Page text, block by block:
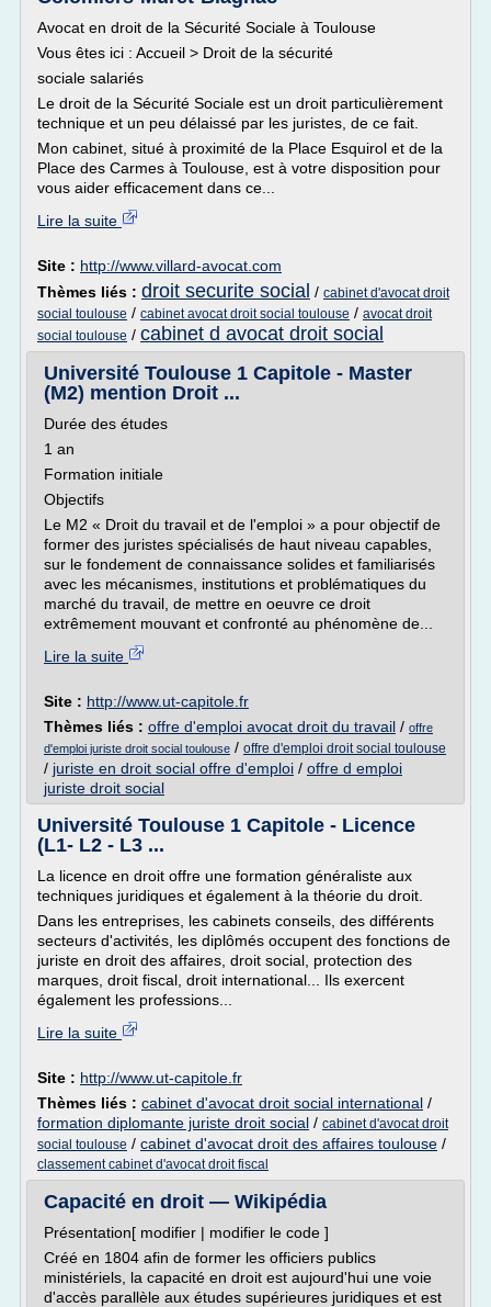
Avocat en droit de la Sécurité Sociale à Toulouse
Vous êtes ici : Accueil > Droit de la sécurité
sociale salariés
Le droit de la Sécurité Sociale est un droit particulièrement
technique et un peu délaissé par les juristes, de ce fait.
Mon cabinet, situé à proximité de la Place Esquirol et de la
Place des Carmes à Toulouse, est à votre disposition pour
vous aider efficacement dans ce...
Lire la suite
Site : http://www.villard-avocat.com
Thèmes liés : droit securite social / cabinet d'avocat droit
social toulouse / cabinet avocat droit social toulouse / avocat droit
social toulouse / cabinet d avocat droit social
Université Toulouse 1 Capitole - Master
(M2) mention Droit ...
Durée des études
1 an
Formation initiale
Objectifs
Le M2 « Droit du travail et de l'emploi » a pour objectif de
former des juristes spécialisés de haut niveau capables,
sur le fondement de connaissance solides et familiarisés
avec les mécanismes, institutions et problématiques du
marché du travail, de mettre en oeuvre ce droit
extrêmement mouvant et confronté au phénomène de...
Lire la suite
Site : http://www.ut-capitole.fr
Thèmes liés : offre d'emploi avocat droit du travail / offre
d'emploi juriste droit social toulouse / offre d'emploi droit social toulouse
/ juriste en droit social offre d'emploi / offre d emploi
juriste droit social
Université Toulouse 1 Capitole - Licence
(L1- L2 - L3 ...
La licence en droit offre une formation généraliste aux
techniques juridiques et également à la théorie du droit.
Dans les entreprises, les cabinets conseils, des différents
secteurs d'activités, les diplômés occupent des fonctions de
juriste en droit des affaires, droit social, protection des
marques, droit fiscal, droit international... Ils exercent
également les professions...
Lire la suite
Site : http://www.ut-capitole.fr
Thèmes liés : cabinet d'avocat droit social international /
formation diplomante juriste droit social / cabinet d'avocat droit
social toulouse / cabinet d'avocat droit des affaires toulouse /
classement cabinet d'avocat droit fiscal
Capacité en droit — Wikipédia
Présentation[ modifier | modifier le code ]
Créé en 1804 afin de former les officiers publics
ministériels, la capacité en droit est aujourd'hui une voie
d'accès parallèle aux études supérieures juridiques et est